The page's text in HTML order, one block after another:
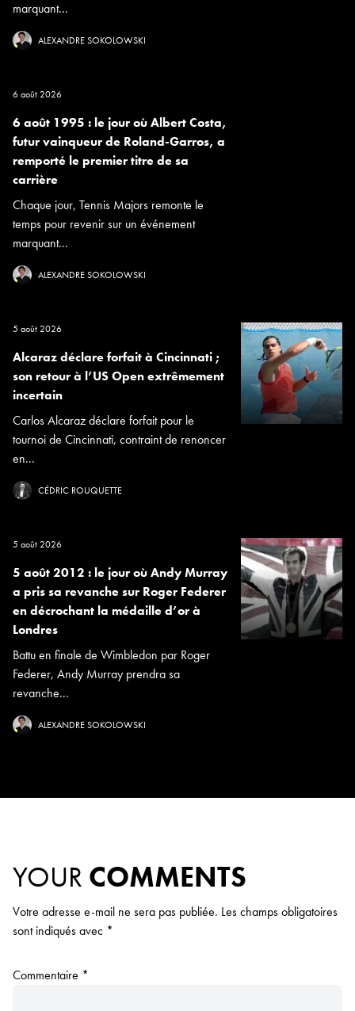
marquant...
ALEXANDRE SOKOLOWSKI
6 août 2026
6 août 1995 : le jour où Albert Costa,
futur vainqueur de Roland-Garros, a
remporté le premier titre de sa
carrière
Chaque jour, Tennis Majors remonte le
temps pour revenir sur un événement
marquant...
ALEXANDRE SOKOLOWSKI
5 août 2026
Alcaraz déclare forfait à Cincinnati ;
son retour à l’US Open extrêmement
incertain
Carlos Alcaraz déclare forfait pour le
tournoi de Cincinnati, contraint de renoncer
en...
CÉDRIC ROUQUETTE
5 août 2026
5 août 2012 : le jour où Andy Murray
a pris sa revanche sur Roger Federer
en décrochant la médaille d’or à
Londres
Battu en finale de Wimbledon par Roger
Federer, Andy Murray prendra sa
revanche...
ALEXANDRE SOKOLOWSKI
YOUR COMMENTS
Votre adresse e-mail ne sera pas publiée. Les champs obligatoires
sont indiqués avec *
Commentaire *